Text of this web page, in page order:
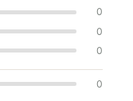
0
0
0
0